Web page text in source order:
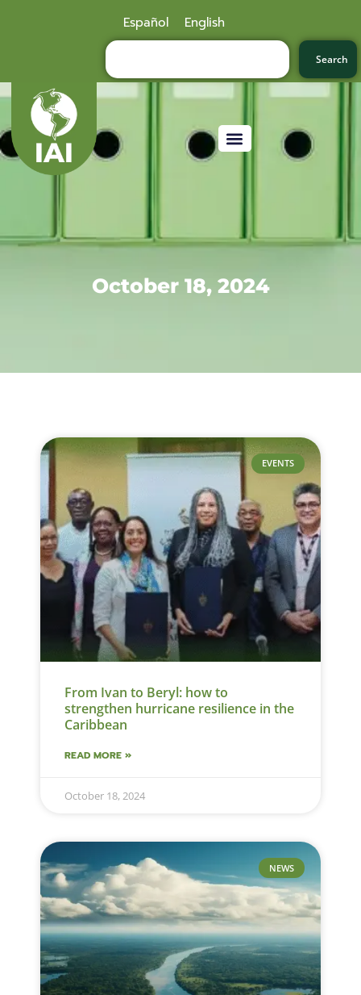
Español English
Search
October 18, 2024
EVENTS
From Ivan to Beryl: how to
strengthen hurricane resilience in the
Caribbean
READ MORE »
October 18, 2024
NEWS